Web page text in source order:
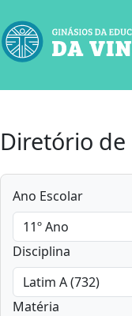
Diretório de
Ano Escolar
Disciplina
Matéria